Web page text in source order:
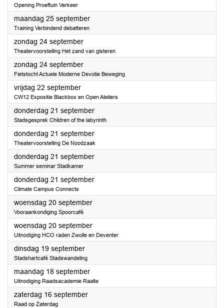
Opening Proeftuin Verkeer
maandag 25 september2023
Training Verbindend debatteren
zondag 24 september2023
Theatervoorstelling Het zand van gisteren
zondag 24 september2023
Fietstocht Actuele Moderne Devotie Beweging
vrijdag 22 september2023
CW12 Expositie Blackbox en Open Ateliers
donderdag 21 september2023
Stadsgesprek Children of the labyrinth
donderdag 21 september2023
Theatervoorstelling De Noodzaak
donderdag 21 september2023
Summer seminar Stadkamer
donderdag 21 september2023
Climate Campus Connects
woensdag 20 september2023
Vooraankondiging Spoorcafé
woensdag 20 september2023
Uitnodiging HCO raden Zwolle en Deventer
dinsdag 19 september2023
Stadshartcafé Stadswandeling
maandag 18 september2023
Uitnodiging Raadsacademie Raalte
zaterdag 16 september2023
Raad op Zaterdag